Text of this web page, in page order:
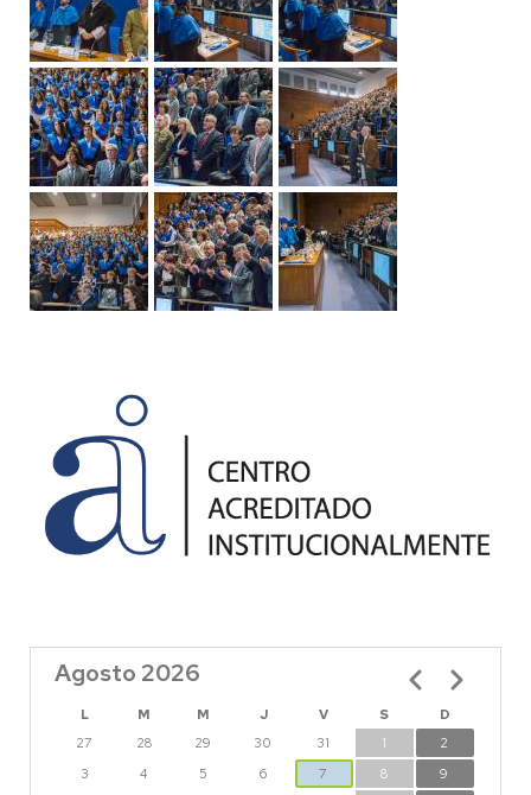
Agosto 2026
L M M J V S
D
27
28 29 30 31 1
2
3
4 5 6 7 8 9
Paginación